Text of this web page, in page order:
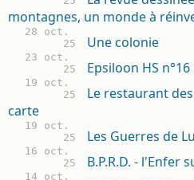
montagnes, un monde à
28 oct.
25
Une colonie
23 oct.
25
Epsiloon HS
19 oct.
25
Le restaurant
carte
19 oct.
25
Les Guerres de
16 oct.
25
B.P.R.D. - l'Enfer
14 oct.